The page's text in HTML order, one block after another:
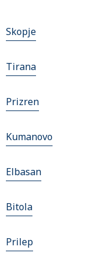
Skopje
Tirana
Prizren
Kumanovo
Elbasan
Bitola
Prilep